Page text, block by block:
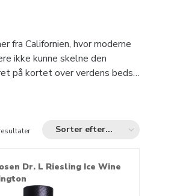
fra Californien, hvor moderne
ikke kunne skelne den
på kortet over verdens bedst
Sorter efter...
Dr. L Riesling Ice Wine